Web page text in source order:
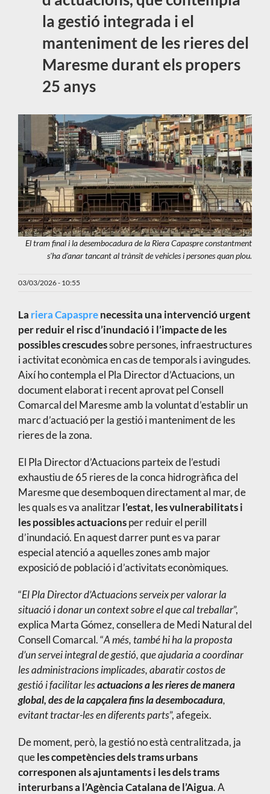
la gestió integrada i el
manteniment de les rieres del
Maresme durant els propers
25 anys
El tram final i la desembocadura de la Riera Capaspre constantment
s'ha d'anar tancant al trànsit de vehicles i persones quan plou.
03/03/2026 - 10:55
La riera Capasprenecessita una intervenció urgent
per reduir el risc d’inundació i l’impacte de les
possibles crescudessobre persones, infraestructures
i activitat econòmica en cas de temporals i avingudes.
Així ho contempla el Pla Director d’Actuacions, un
document elaborat i recent aprovat pel Consell
Comarcal del Maresme amb la voluntat d’establir un
marc d’actuació per la gestió i manteniment de les
rieres de la zona.
El Pla Director d’Actuacions parteix de l’estudi
exhaustiu de 65 rieres de la conca hidrogràfica del
Maresme que desemboquen directament al mar, de
les quals es va analitzarl’estat, les vulnerabilitats i
les possibles actuacionsper reduir el perill
d’inundació. En aquest darrer punt es va parar
especial atenció a aquelles zones amb major
exposició de població i d’activitats econòmiques.
“El Pla Director d’Actuacions serveix per valorar la
situació i donar un context sobre el que cal treballar”,
explica Marta Gómez, consellera de Medi Natural del
Consell Comarcal. “A més, també hi ha la proposta
d’un servei integral de gestió, que ajudaria a coordinar
les administracions implicades, abaratir costos de
gestió i facilitar lesactuacions a les rieres de manera
global, des de la capçalera fins la desembocadura,
evitant tractar-les en diferents parts”, afegeix.
De moment, però, la gestió no està centralitzada, ja
queles competències dels trams urbans
corresponen als ajuntaments i les dels trams
interurbans a l’Agència Catalana de l’Aigua. A